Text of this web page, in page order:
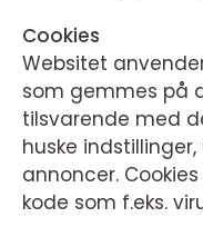
Cookies
Websitet
som gemmes på
tilsvarende med
huske
annoncer.
kode som f.eks.